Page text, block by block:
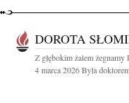
DOROTA
Z głębokim żalem żegnamy
4 marca 2026 Była